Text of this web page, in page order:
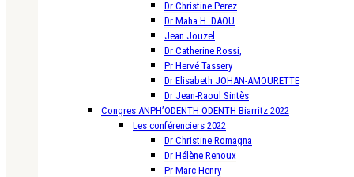
Dr Christine Perez
Dr Maha H. DAOU
Jean Jouzel
Dr Catherine Rossi,
Pr Hervé Tassery
Dr Elisabeth JOHAN-AMOURETTE
Dr Jean-Raoul Sintès
Congres ANPH’ODENTH ODENTH Biarritz 2022
Les conférenciers 2022
Dr Christine Romagna
Dr Hélène Renoux
Pr Marc Henry